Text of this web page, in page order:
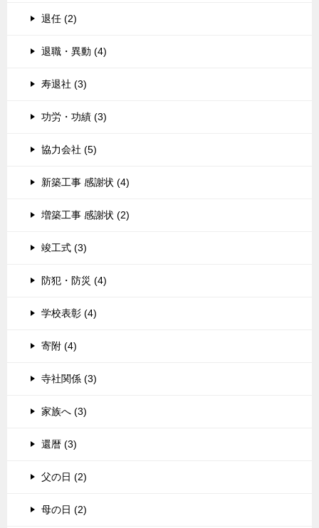
退任 (2)
退職・異動 (4)
寿退社 (3)
功労・功績 (3)
協力会社 (5)
新築工事 感謝状 (4)
増築工事 感謝状 (2)
竣工式 (3)
防犯・防災 (4)
学校表彰 (4)
寄附 (4)
寺社関係 (3)
家族へ (3)
還暦 (3)
父の日 (2)
母の日 (2)